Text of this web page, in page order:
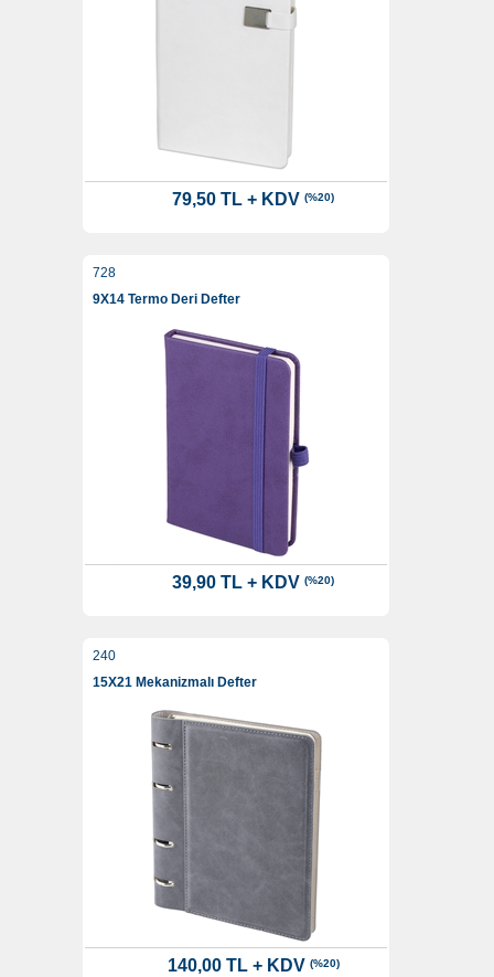
79,50 TL + KDV (%20)
728
9X14 Termo Deri Defter
39,90 TL + KDV (%20)
240
15X21 Mekanizmalı Defter
140,00 TL + KDV (%20)